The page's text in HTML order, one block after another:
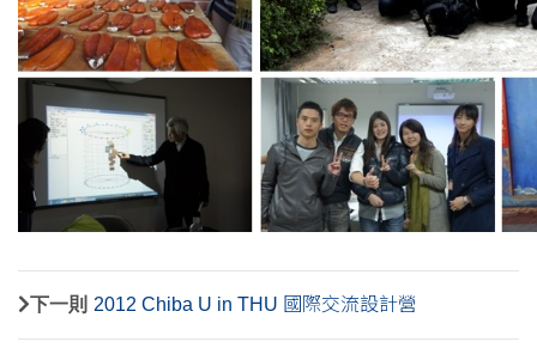
下一則 2012 Chiba U in THU 國際交流設計營